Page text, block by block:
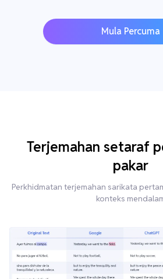
Mula Percuma
Terjemahan setaraf
pakar
Perkhidmatan terjemahan sarikata
konteks